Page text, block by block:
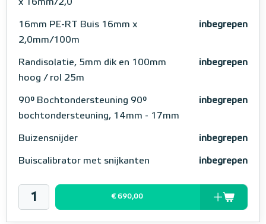
x 16mm/2,0
16mm PE-RT Buis 16mm x
2,0mm/100m
inbegrepen
Randisolatie, 5mm dik en 100mm
hoog / rol 25m
inbegrepen
90° Bochtondersteuning 90°
bochtondersteuning, 14mm - 17mm
inbegrepen
Buizensnijder inbegrepen
Buiscalibrator met snijkanten inbegrepen
€ 690,00